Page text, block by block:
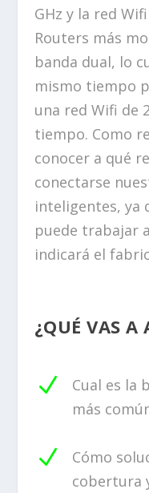
GHz y la red
Routers más
banda dual, lo
mismo tiempo
una red Wifi de
tiempo. Como
conocer a qué
conectarse
inteligentes, ya
puede trabajar
indicará el
¿QUÉ VAS A
N
Cual es la
más
N
Cómo
cobertura